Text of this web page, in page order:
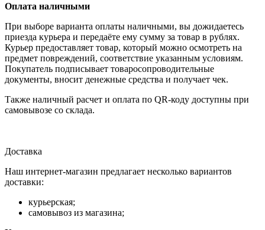
Оплата наличными
При выборе варианта оплаты наличными, вы дожидаетесь
приезда курьера и передаёте ему сумму за товар в рублях.
Курьер предоставляет товар, который можно осмотреть на
предмет повреждений, соответствие указанным условиям.
Покупатель подписывает товаросопроводительные
документы, вносит денежные средства и получает чек.
Также наличный расчет и оплата по QR-коду доступны при
самовывозе со склада.
Доставка
Наш интернет-магазин предлагает несколько вариантов
доставки:
курьерская;
самовывоз из магазина;